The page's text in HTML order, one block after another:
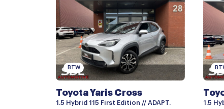
BTW
Toyota Yaris Cross
1.5 Hybrid 115 First Edition // ADAPT.
1.5